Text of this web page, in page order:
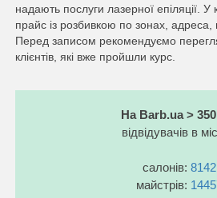
надають послуги лазерної епіляції.
прайс із розбивкою по зонах, адреса,
Перед записом рекомендуємо
клієнтів, які вже пройшли курс.
На Barb.ua >
відвідувачів в
салонів: 8142
майстрів: